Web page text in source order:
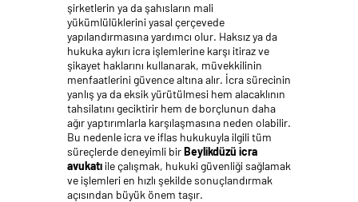
şirketlerin ya da şahısların mali
yükümlülüklerini yasal çerçevede
yapılandırmasına yardımcı olur. Haksız ya da
hukuka aykırı icra işlemlerine karşı itiraz ve
şikayet haklarını kullanarak, müvekkilinin
menfaatlerini güvence altına alır. İcra sürecinin
yanlış ya da eksik yürütülmesi hem alacaklının
tahsilatını geciktirir hem de borçlunun daha
ağır yaptırımlarla karşılaşmasına neden olabilir.
Bu nedenle icra ve iflas hukukuyla ilgili tüm
süreçlerde deneyimli birBeylikdüzü icra
avukatıile çalışmak, hukuki güvenliği sağlamak
ve işlemleri en hızlı şekilde sonuçlandırmak
açısından büyük önem taşır.